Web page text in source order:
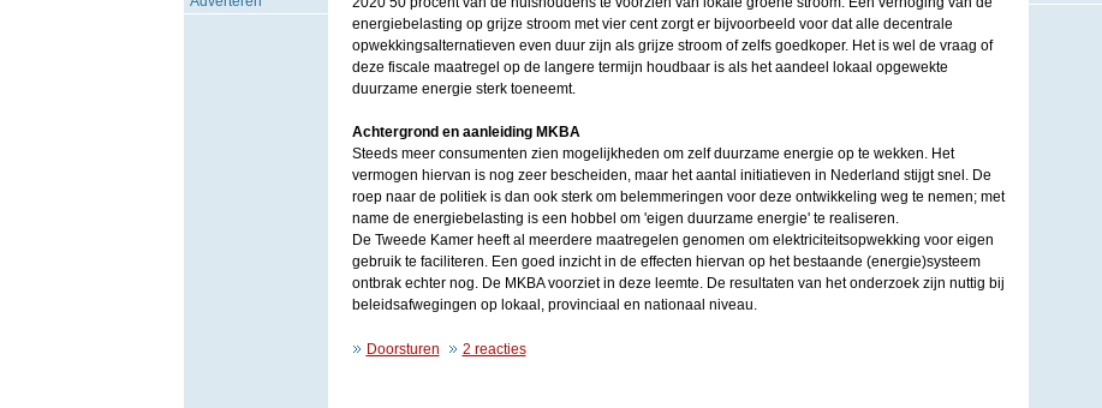
energiebelasting op grijze stroom met vier cent zorgt er bijvoorbeeld voor dat alle decentrale
opwekkingsalternatieven even duur zijn als grijze stroom of zelfs goedkoper. Het is wel de vraag of
deze fiscale maatregel op de langere termijn houdbaar is als het aandeel lokaal opgewekte
duurzame energie sterk toeneemt.
Achtergrond en aanleiding MKBA
Steeds meer consumenten zien mogelijkheden om zelf duurzame energie op te wekken. Het
vermogen hiervan is nog zeer bescheiden, maar het aantal initiatieven in Nederland stijgt snel. De
roep naar de politiek is dan ook sterk om belemmeringen voor deze ontwikkeling weg te nemen; met
name de energiebelasting is een hobbel om 'eigen duurzame energie' te realiseren.
De Tweede Kamer heeft al meerdere maatregelen genomen om elektriciteitsopwekking voor eigen
gebruik te faciliteren. Een goed inzicht in de effecten hiervan op het bestaande (energie)systeem
ontbrak echter nog. De MKBA voorziet in deze leemte. De resultaten van het onderzoek zijn nuttig bij
beleidsafwegingen op lokaal, provinciaal en nationaal niveau.
Doorsturen 2 reacties